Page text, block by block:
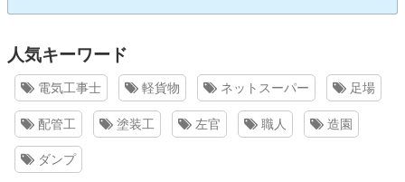
人気キーワード
電気工事士 軽貨物 ネットスーパー 足場
配管工 塗装工 左官 職人 造園
ダンプ